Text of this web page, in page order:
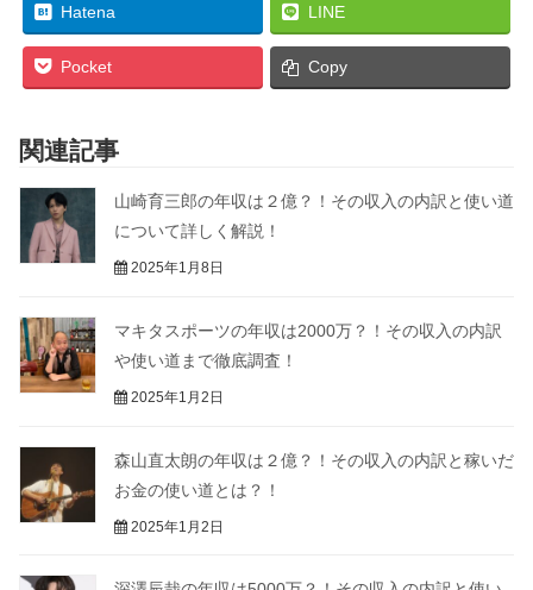
Hatena LINE
Pocket Copy
関連記事
山崎育三郎の年収は２億？！その収入の内訳と使い道
について詳しく解説！
2025年1月8日
マキタスポーツの年収は2000万？！その収入の内訳
や使い道まで徹底調査！
2025年1月2日
森山直太朗の年収は２億？！その収入の内訳と稼いだ
お金の使い道とは？！
2025年1月2日